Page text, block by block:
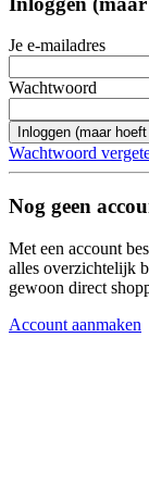
Je e-mailadres
Wachtwoord
Inloggen (maar
Wachtwoord
Nog geen
Met een account
alles overzichtelijk
gewoon direct
Account aanmaken